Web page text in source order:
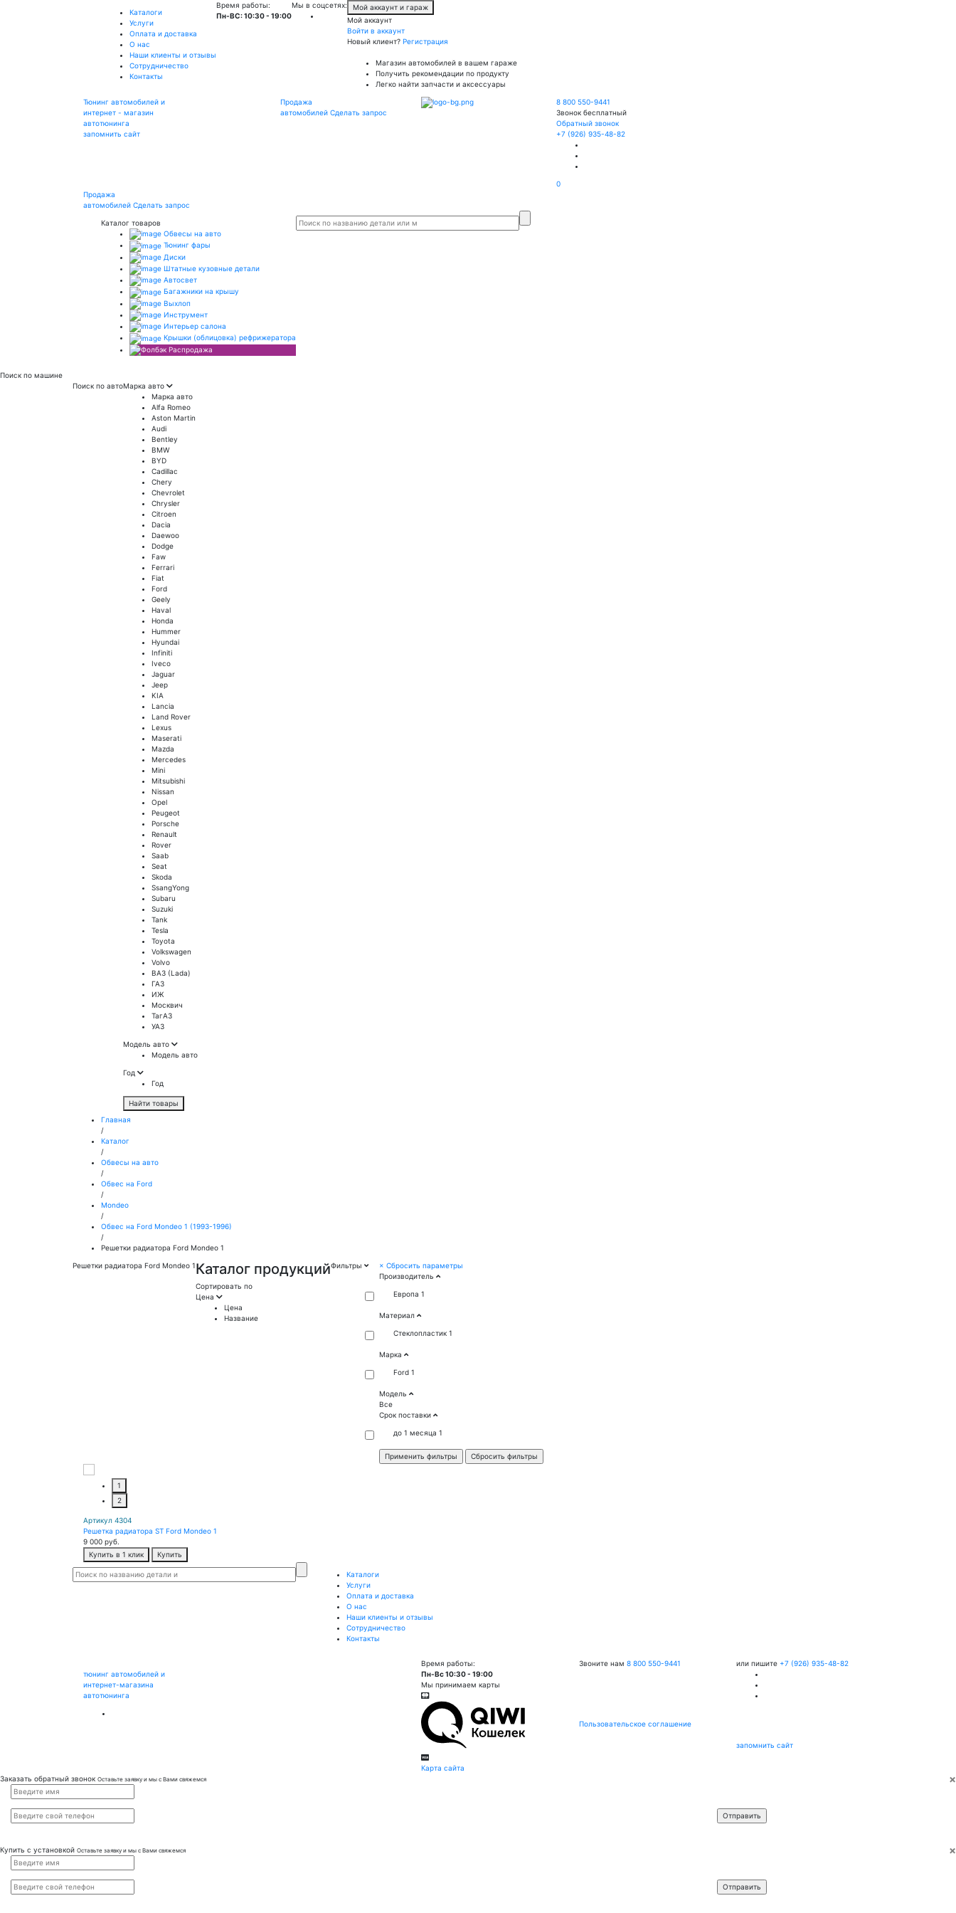
Каталоги
Услуги
Оплата и доставка
О нас
Наши клиенты и отзывы
Сотрудничество
Контакты
Время работы:
Пн-ВС: 10:30 - 19:00
Мы в соцсетях:
Мой аккаунт и гараж
Мой аккаунт
Войти в аккаунт
Новый клиент? Регистрация
Магазин автомобилей в вашем гараже
Получить рекомендации по продукту
Легко найти запчасти и аксессуары
Тюнинг автомобилей и
интернет - магазин
автотюнинга
запомнить сайт
Продажа
автомобилейСделать запрос
8 800 550-9441
Звонок бесплатный
Обратный звонок
+7 (926) 935-48-82
0
Продажа
автомобилей Сделать запрос
Каталог товаров
Обвесы на авто
Тюнинг фары
Диски
Штатные кузовные детали
Автосвет
Багажники на крышу
Выхлоп
Инструмент
Интерьер салона
Крышки (облицовка) рефрижератора
Распродажа
Поиск по машине
Поиск по автоМарка авто
Марка авто
Alfa Romeo
Aston Martin
Audi
Bentley
BMW
BYD
Cadillac
Chery
Chevrolet
Chrysler
Citroen
Dacia
Daewoo
Dodge
Faw
Ferrari
Fiat
Ford
Geely
Haval
Honda
Hummer
Hyundai
Infiniti
Iveco
Jaguar
Jeep
KIA
Lancia
Land Rover
Lexus
Maserati
Mazda
Mercedes
Mini
Mitsubishi
Nissan
Opel
Peugeot
Porsche
Renault
Rover
Saab
Seat
Skoda
SsangYong
Subaru
Suzuki
Tank
Tesla
Toyota
Volkswagen
Volvo
ВАЗ (Lada)
ГАЗ
ИЖ
Москвич
ТагАЗ
УАЗ
Модель авто
Модель авто
Год
Год
Найти товары
Главная
/
Каталог
/
Обвесы на авто
/
Обвес на Ford
/
Mondeo
/
Обвес на Ford Mondeo 1 (1993-1996)
/
Решетки радиатора Ford Mondeo 1
Решетки радиатора Ford Mondeo 1Каталог продукций
Сортировать по
Цена
Цена
Название
Фильтры × Сбросить параметры
Производитель
Европа 1
Материал
Стеклопластик 1
Марка
Ford 1
Модель
Все
Срок поставки
до 1 месяца 1
1
2
Артикул 4304
Решетка радиатора ST Ford Mondeo 1
9 000 руб.
Купить в 1 клик
Купить
Каталоги
Услуги
Оплата и доставка
О нас
Наши клиенты и отзывы
Сотрудничество
Контакты
тюнинг автомобилей и
интернет-магазина
автотюнинга
Время работы:
Пн-Вс 10:30 - 19:00
Мы принимаем карты
Карта сайта
Звоните нам 8 800 550-9441
Пользовательское соглашение
или пишите +7 (926) 935-48-82
запомнить сайт
×
Заказать обратный звонок Оставьте заявку и мы с Вами свяжемся
×
Купить с установкой Оставьте заявку и мы с Вами свяжемся